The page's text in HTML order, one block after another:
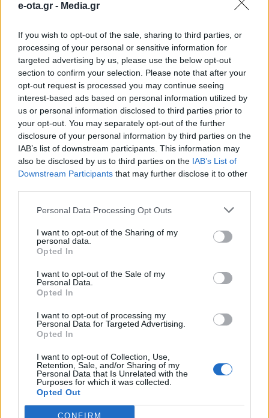
e-ota.gr - Media.gr
If you wish to opt-out of the sale, sharing to third parties, or
processing of your personal or sensitive information for
targeted advertising by us, please use the below opt-out
section to confirm your selection. Please note that after your
opt-out request is processed you may continue seeing
interest-based ads based on personal information utilized by
us or personal information disclosed to third parties prior to
your opt-out. You may separately opt-out of the further
disclosure of your personal information by third parties on the
IAB’s list of downstream participants. This information may
also be disclosed by us to third parties on the IAB’s List of
Downstream Participants that may further disclose it to other
Personal Data Processing Opt Outs
I want to opt-out of the Sharing of my
personal data.
Opted In
I want to opt-out of the Sale of my
Personal Data.
Opted In
I want to opt-out of processing my
Personal Data for Targeted Advertising.
Opted In
I want to opt-out of Collection, Use,
Retention, Sale, and/or Sharing of my
Personal Data that Is Unrelated with the
Purposes for which it was collected.
Opted Out
CONFIRM
Κοροναϊός – Τεστ στους
βρεφονηπιακούς σταθμούς
Περιστερίου από Περιφέρεια και
ΙΣΑ
Με αφορμή την έναρξη της νέας σχολικής χρονιάς, τα
κλιμάκια της Περιφέρειας Αττικής και του ΙΣΑ
πραγματοποίησαν σήμερα δειγματοληπτικούς
ελέγχους για COVID-19 στους φροντιστές, τους
εκπαιδευτικούς και τους βρεφονηπιοκόμους των
Βρεφονηπιακών σταθμών του Δήμου Περιστερίου. Οι
σχετικοί έλεγχοι πραγματοποιήθηκαν με εντολή του
Περιφερειάρχη Αττικής και Προέδρου του Ιατρικού
04.09.2020 - 17.58
Περιφέρεια Αττικής – ΕΟΔΥ: